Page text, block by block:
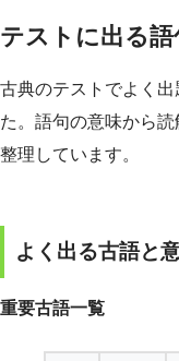
テストに出る
古典のテストでよく
た。語句の意味から
整理しています。
よく出る古語と
重要古語一覧